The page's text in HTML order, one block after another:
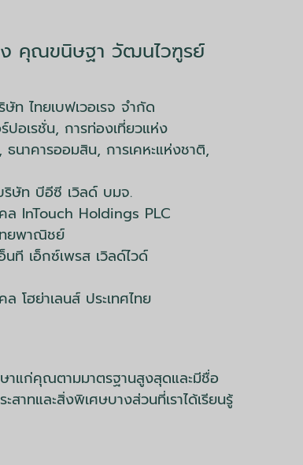
ง คุณขนิษฐา วัฒนไวฑูรย์
ท ไทยเบฟเวอเรจ จำกัด
อเรชั่น, การท่องเที่ยวแห่ง
ธนาคารออมสิน, การเคหะแห่งชาติ,
ษัท บีอีซี เวิลด์ บมจ.
InTouch Holdings PLC
ทยพาณิชย์
ที เอ็กซ์เพรส เวิลด์ไวด์
โฮย่าเลนส์ ประเทศไทย
าแก่คุณตามมาตรฐานสูงสุดและมีชื่อ
าทและสิ่งพิเศษบางส่วนที่เราได้เรียนรู้